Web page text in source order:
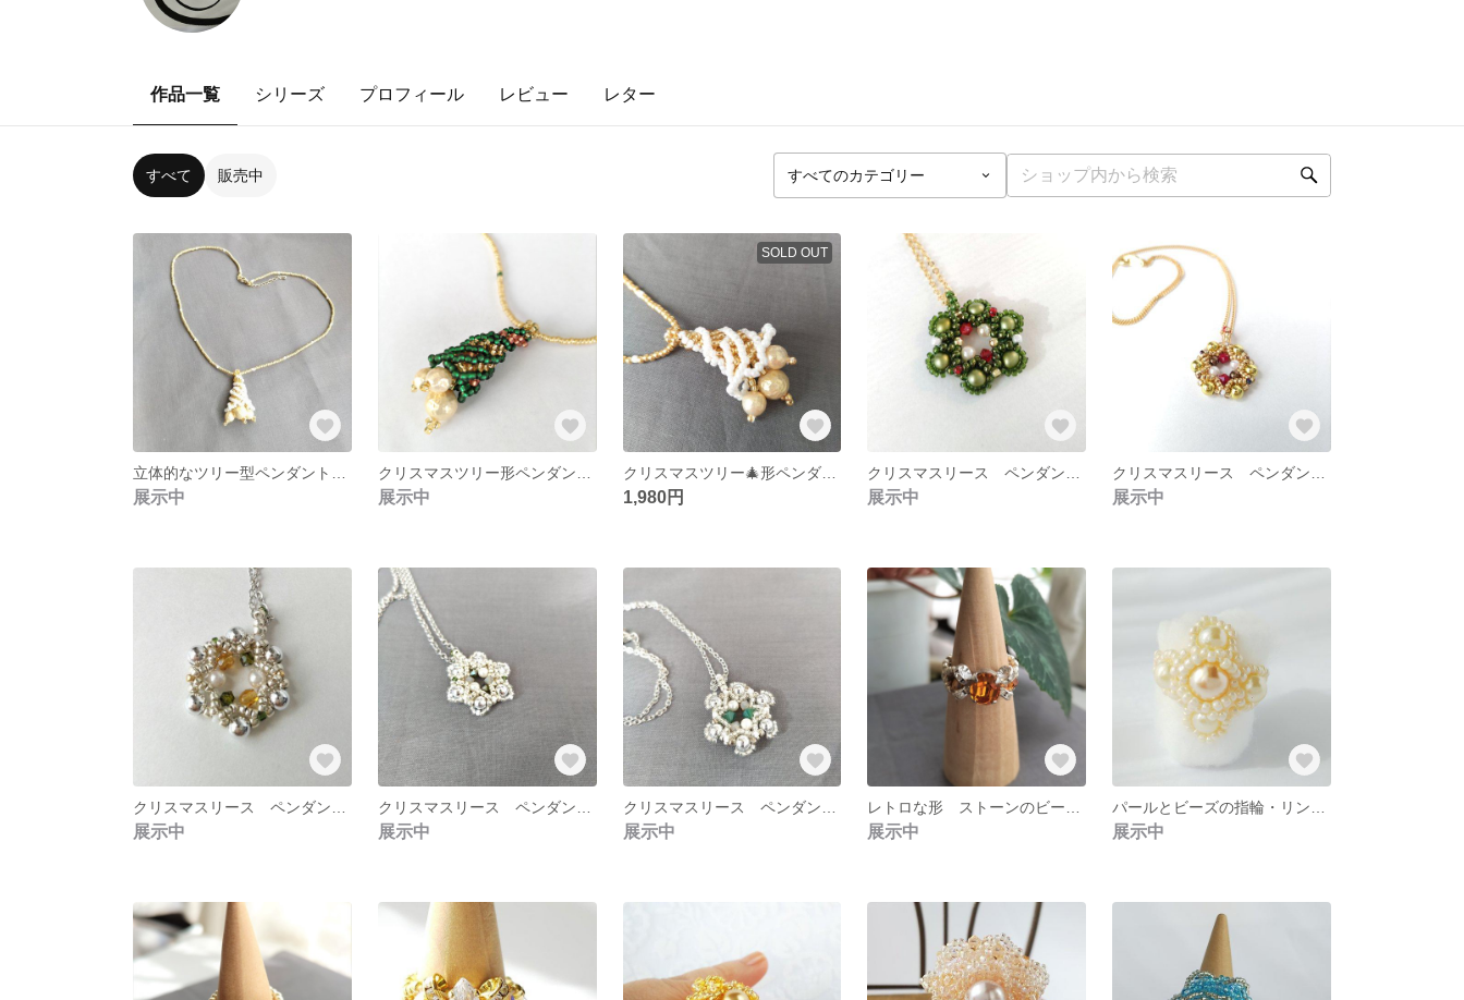
作品一覧 シリーズ プロフィール レビュー レター
すべて 販売中
展示中 展示中
SOLD OUT
クリスマスツリー🎄形ペンダントトップのビーズネックレス ビーズステッチ
1,980円 展示中 展示中
展示中 展示中 展示中 展示中 展示中